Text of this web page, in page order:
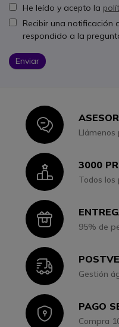
He leído y acepto la
Recibir una notificación
respondido a la
Enviar
IconLlámenos
Icon3000
Todos
Icon95% de
IconGestión
IconPAGO
Compra